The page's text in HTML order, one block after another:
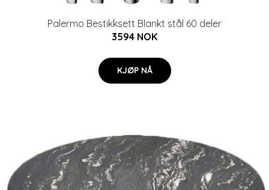
Palermo Bestikksett Blankt stål 60 deler
3594 NOK
KJØP NÅ